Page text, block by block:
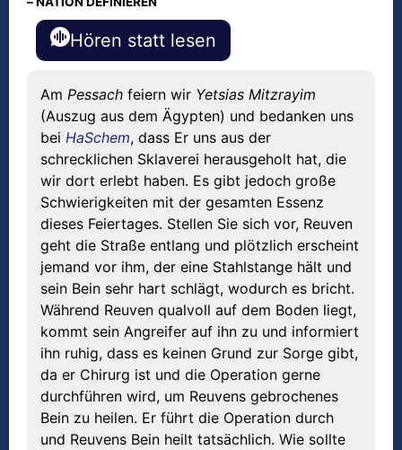
Hören statt lesen
Am Pessach feiern wir Yetsias Mitzrayim
(Auszug aus dem Ägypten) und bedanken uns
bei HaSchem, dass Er uns aus der
schrecklichen Sklaverei herausgeholt hat, die
wir dort erlebt haben. Es gibt jedoch große
Schwierigkeiten mit der gesamten Essenz
dieses Feiertages. Stellen Sie sich vor, Reuven
geht die Straße entlang und plötzlich erscheint
jemand vor ihm, der eine Stahlstange hält und
sein Bein sehr hart schlägt, wodurch es bricht.
Während Reuven qualvoll auf dem Boden liegt,
kommt sein Angreifer auf ihn zu und informiert
ihn ruhig, dass es keinen Grund zur Sorge gibt,
da er Chirurg ist und die Operation gerne
durchführen wird, um Reuvens gebrochenes
Bein zu heilen. Er führt die Operation durch
und Reuvens Bein heilt tatsächlich. Wie sollte